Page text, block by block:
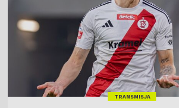
TRANSMISJA